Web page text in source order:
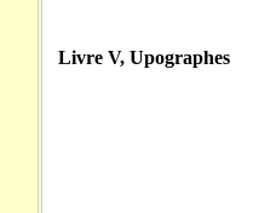
Livre V, Upographes